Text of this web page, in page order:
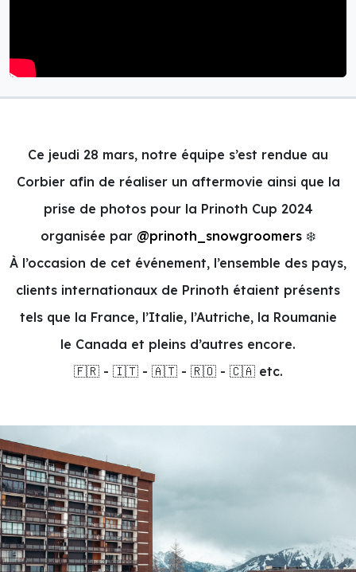
Ce jeudi 28 mars, notre équipe s’est rendue au
Corbier afin de réaliser un aftermovie ainsi que la
prise de photos pour la Prinoth Cup 2024
organisée par @prinoth_snowgroomers ❄️
À l’occasion de cet événement, l’ensemble des pays,
clients internationaux de Prinoth étaient présents
tels que la France, l’Italie, l’Autriche, la Roumanie
le Canada et pleins d’autres encore.
🇫🇷 - 🇮🇹 - 🇦🇹 - 🇷🇴 - 🇨🇦 etc.